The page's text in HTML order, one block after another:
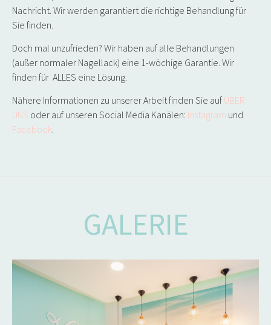
Nachricht. Wir werden garantiert die richtige Behandlung für
Sie finden.
Doch mal unzufrieden? Wir haben auf alle Behandlungen
(außer normaler Nagellack) eine 1-wöchige Garantie. Wir
finden für ALLES eine Lösung.
Nähere Informationen zu unserer Arbeit finden Sie auf ÜBER
UNS oder auf unseren Social Media Kanälen: Instagram und
Facebook.
GALERIE